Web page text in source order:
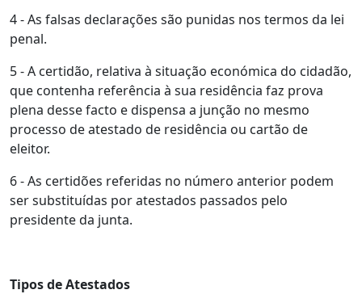
4 - As falsas declarações são punidas nos termos da lei
penal.
5 - A certidão, relativa à situação económica do cidadão,
que contenha referência à sua residência faz prova
plena desse facto e dispensa a junção no mesmo
processo de atestado de residência ou cartão de
eleitor.
6 - As certidões referidas no número anterior podem
ser substituídas por atestados passados pelo
presidente da junta.
Tipos de Atestados